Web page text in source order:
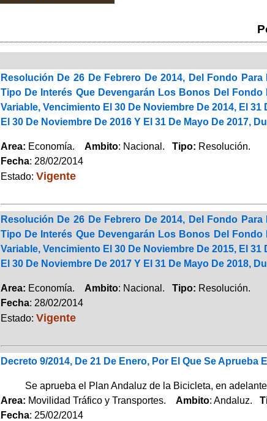
Resolución De 26 De Febrero De 2014, Del Fondo
Tipo De Interés Que Devengarán Los Bonos Del
Variable, Vencimiento El 30 De Noviembre De 2014, El
El 30 De Noviembre De 2016 Y El 31 De Mayo De 2017,
Area: Economía. Ambito: Nacional. Tipo: Resolución.
Fecha: 28/02/2014
Estado: Vigente
Resolución De 26 De Febrero De 2014, Del Fondo
Tipo De Interés Que Devengarán Los Bonos Del
Variable, Vencimiento El 30 De Noviembre De 2015, El
El 30 De Noviembre De 2017 Y El 31 De Mayo De 2018,
Area: Economía. Ambito: Nacional. Tipo: Resolución.
Fecha: 28/02/2014
Estado: Vigente
Decreto 9/2014, De 21 De Enero, Por El Que Se Aprueba
Se aprueba el Plan Andaluz de la Bicicleta, en
Area: Movilidad Tráfico y Transportes. Ambito: Andaluz.
Fecha: 25/02/2014